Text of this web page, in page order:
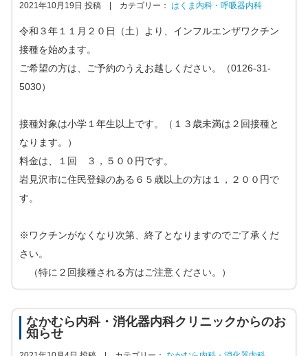
2021年10月19日 投稿 | カテゴリー：はくま内科・呼吸器内科
令和３年１１月２０日（土）より、インフルエンザワクチン
接種を始めます。
ご希望の方は、ご予約のうえお越しください。（0126-31-
5030）
接種対象は小学１年生以上です。（１３歳未満は２回接種と
なります。）
料金は、１回 ３，５００円です。
岩見沢市に住民登録のある６５歳以上の方は１，２００円で
す。
※ワクチンがなくなり次第、終了となりますのでご了承くだ
さい。
（特に２回接種される方はご注意ください。）
なかむら内科・消化器内科クリニックからのお
知らせ